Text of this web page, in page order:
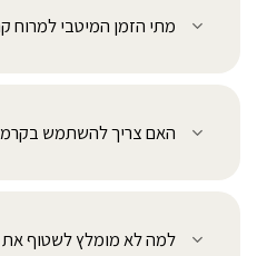
מתי הזמן המיטבי למרוח
האם צריך להשתמש
למה לא מומלץ לשטוף את